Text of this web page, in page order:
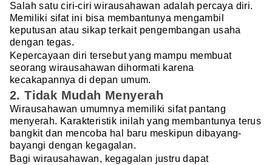
Salah satu ciri-ciri wirausahawan adalah percaya diri.
Memiliki sifat ini bisa membantunya mengambil
keputusan atau sikap terkait pengembangan usaha
dengan tegas.
Kepercayaan diri tersebut yang mampu membuat
seorang wirausahawan dihormati karena
kecakapannya di depan umum.
2. Tidak Mudah Menyerah
Wirausahawan umumnya memiliki sifat pantang
menyerah. Karakteristik inilah yang membantunya terus
bangkit dan mencoba hal baru meskipun dibayang-
bayangi dengan kegagalan.
Bagi wirausahawan, kegagalan justru dapat